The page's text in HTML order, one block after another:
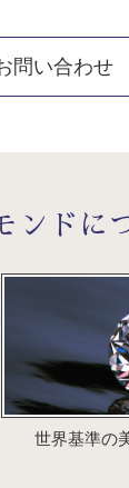
問い合わせ
ンドに
世界基準の